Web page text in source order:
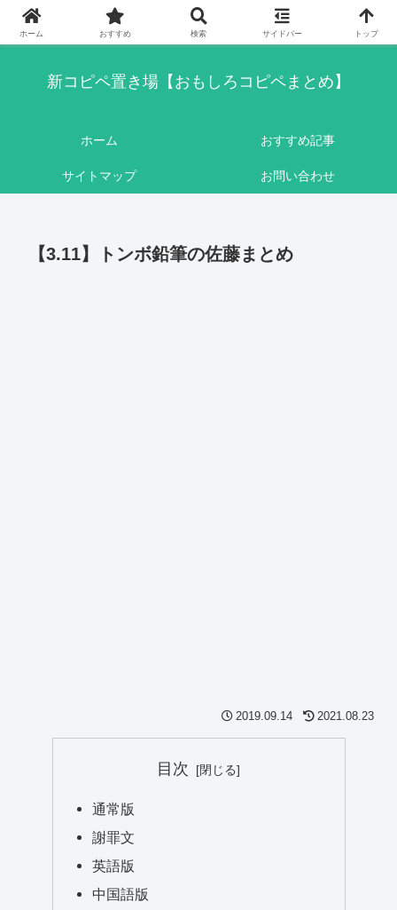
このブログはリンクフリーです。ここに書かれている内容は基本的にフィクシ
ョンです。
新コピペ置き場【おもしろコピペまとめ】
ホーム おすすめ記事
サイトマップ お問い合わせ
【3.11】トンボ鉛筆の佐藤まとめ
2019.09.14 2021.08.23
目次
通常版
謝罪文
英語版
中国語版
ホーム おすすめ 検索 サイドバー トップ